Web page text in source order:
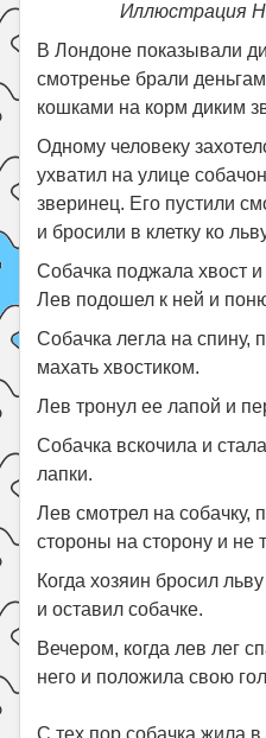
Иллюстрация
В Лондоне показывали
смотренье брали
кошками на корм диким
Одному человеку
ухватил на улице
зверинец. Его пустили
и бросили в клетку ко
Собачка поджала хвост и
Лев подошел к ней и
Собачка легла на спину,
махать хвостиком.
Лев тронул ее лапой и
Собачка вскочила и
лапки.
Лев смотрел на собачку,
стороны на сторону и не
Когда хозяин бросил
и оставил собачке.
Вечером, когда лев лег
него и положила свою
С тех пор собачка жила в